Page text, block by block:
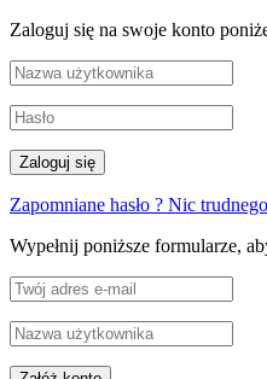
Zaloguj się na swoje konto
Zapomniane hasło ? Nic
Wypełnij poniższe formularze,